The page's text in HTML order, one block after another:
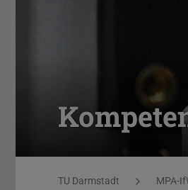
Sie befinden sich hier:
TU Darmstadt MPA-